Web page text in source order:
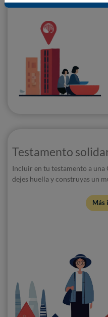
Testamento
Incluir en tu testamento a una
dejes huella y construyas un
Más